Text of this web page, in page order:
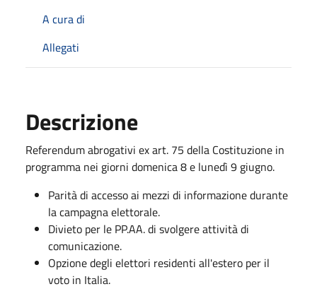
A cura di
Allegati
Descrizione
Referendum abrogativi ex art. 75 della Costituzione in
programma nei giorni domenica 8 e lunedì 9 giugno.
Parità di accesso ai mezzi di informazione durante
la campagna elettorale.
Divieto per le PP.AA. di svolgere attività di
comunicazione.
Opzione degli elettori residenti all'estero per il
voto in Italia.